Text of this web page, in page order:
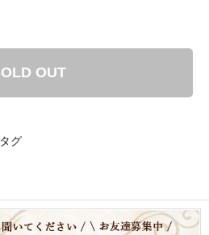
OUT
グ